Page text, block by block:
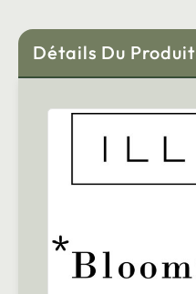
Détails Du Produit